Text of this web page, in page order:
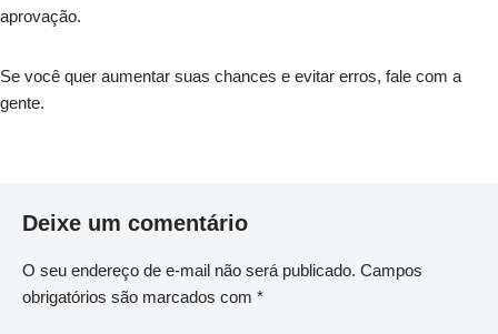
aprovação.
Se você quer aumentar suas chances e evitar erros, fale com a
gente.
Deixe um comentário
O seu endereço de e-mail não será publicado. Campos
obrigatórios são marcados com *